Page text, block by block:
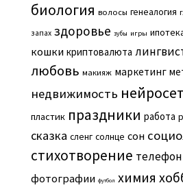
биология волосы генеалогия
запах здоровье зубы игры
кошки криптовалюта
любовь макияж маркетинг
недвижимость
пластик праздники работа
сказка сленг солнце сон
стихотворение телефон
фотографии футбол химия